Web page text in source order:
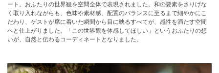
ート。おふたりの世界観を空間全体で表現されました。和の要素をさりげな
く取り入れながらも、色味や素材感、配置のバランスに至るまで細やかにこ
だわり、ゲストが席に着いた瞬間から目に映るすべてが、感性を満たす空間
へと仕上がりました。「この世界観を体感してほしい」というおふたりの想
いが、自然と伝わるコーディネートとなりました。